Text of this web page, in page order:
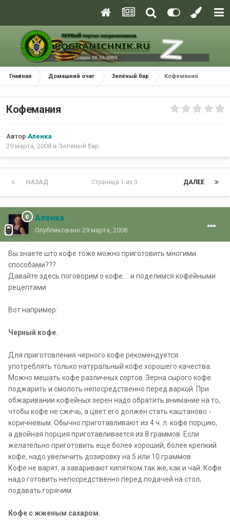
Главная Домашний очаг Зелёный бар Кофемания
Кофемания
Автор Аленка
29 марта, 2008 в Зелёный бар
НАЗАД ДАЛЕЕ
Страница 1 из 3
Аленка
Опубликовано 29 марта, 2008
Вы знаете што кофе тоже можно приготовить многими
способами???
Давайте здесь поговорим о кофе.... и поделимся кофейными
рецептами
Вот например:
Черный кофе.
Для приготовления черного кофе рекомендуется
употреблять только натуральный кофе хорошего качества.
Можно мешать кофе различных сортов. Зерна сырого кофе
поджарить и смолоть непосредственно перед варкой. При
обжаривании кофейных зерен надо обратить внимание на то,
чтобы кофе не сжечь, а цвет его должен стать каштаново -
коричневым. Обычно приготавливают из 4 ч. л. кофе порцию,
а двойная порция приготавливается из 8 граммов. Если
желательно приготовить еще более хороший, более крепкий
кофе, надо увеличить дозировку на 5 или 10 граммов.
Кофе не варят, а заваривают кипятком так же, как и чай. Кофе
надо готовить непосредственно перед подачей на стол,
подавать горячим.
Кофе с жженым сахаром.